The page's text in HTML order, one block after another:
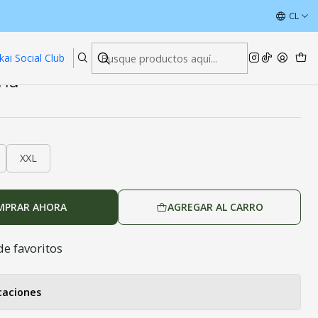
Social Club
Leer más
CL
XXL
AGREGAR AL CARRO
AHORA
favoritos